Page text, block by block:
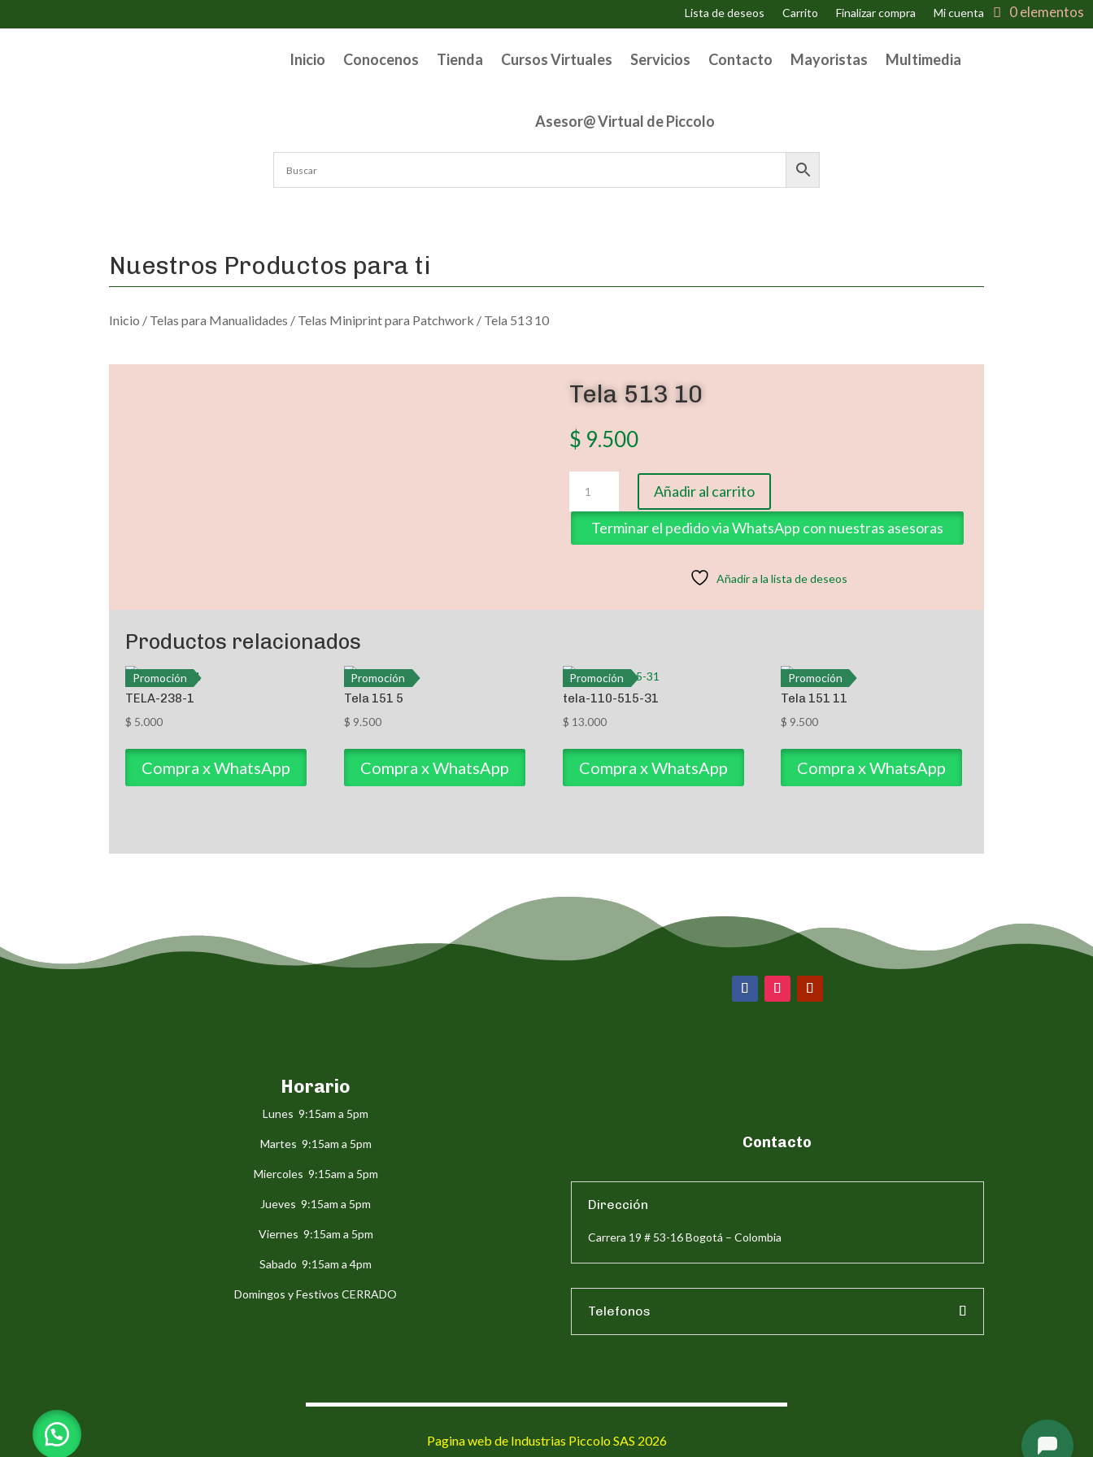
Lista de deseos Carrito Finalizar compra Mi cuenta 0 elementos
Inicio Conocenos Tienda Cursos Virtuales Servicios Contacto Mayoristas Multimedia
Asesor@ Virtual de Piccolo
Nuestros Productos para ti
Inicio / Telas para Manualidades / Telas Miniprint para Patchwork / Tela 513 10
Tela 513 10
$ 9.500
513
10
cantidad
Añadir al carrito
Terminar el pedido via WhatsApp con nuestras asesoras
Añadir a la lista de deseos
Productos relacionados
Promoción
TELA-238-1
$ 5.000
Compra x WhatsApp
Promoción
Tela 151 5
$ 9.500
Compra x WhatsApp
Promoción
tela-110-515-31
$ 13.000
Compra x WhatsApp
Promoción
Tela 151 11
$ 9.500
Compra x WhatsApp
Horario
Lunes 9:15am a 5pm
Martes 9:15am a 5pm
Miercoles 9:15am a 5pm
Jueves 9:15am a 5pm
Viernes 9:15am a 5pm
Sabado 9:15am a 4pm
Domingos y Festivos CERRADO
Contacto
Dirección
Carrera 19 # 53-16 Bogotá – Colombia
Telefonos
Pagina web de Industrias Piccolo SAS 2026